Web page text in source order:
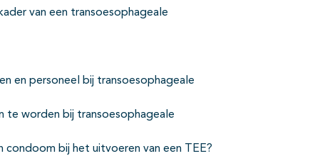
van een transoesophageale
en personeel bij transoesophageale
te worden bij transoesophageale
condoom bij het uitvoeren van een TEE?